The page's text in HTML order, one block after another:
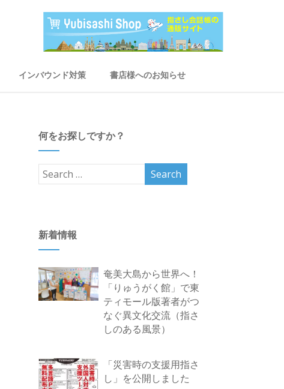
インバウンド対策 書店様へのお知らせ
何をお探しですか？
新着情報
奄美大島から世界へ！
「りゅうがく館」で東
ティモール版著者がつ
なぐ異文化交流（指さ
しのある風景）
「災害時の支援用指さ
し」を公開しました